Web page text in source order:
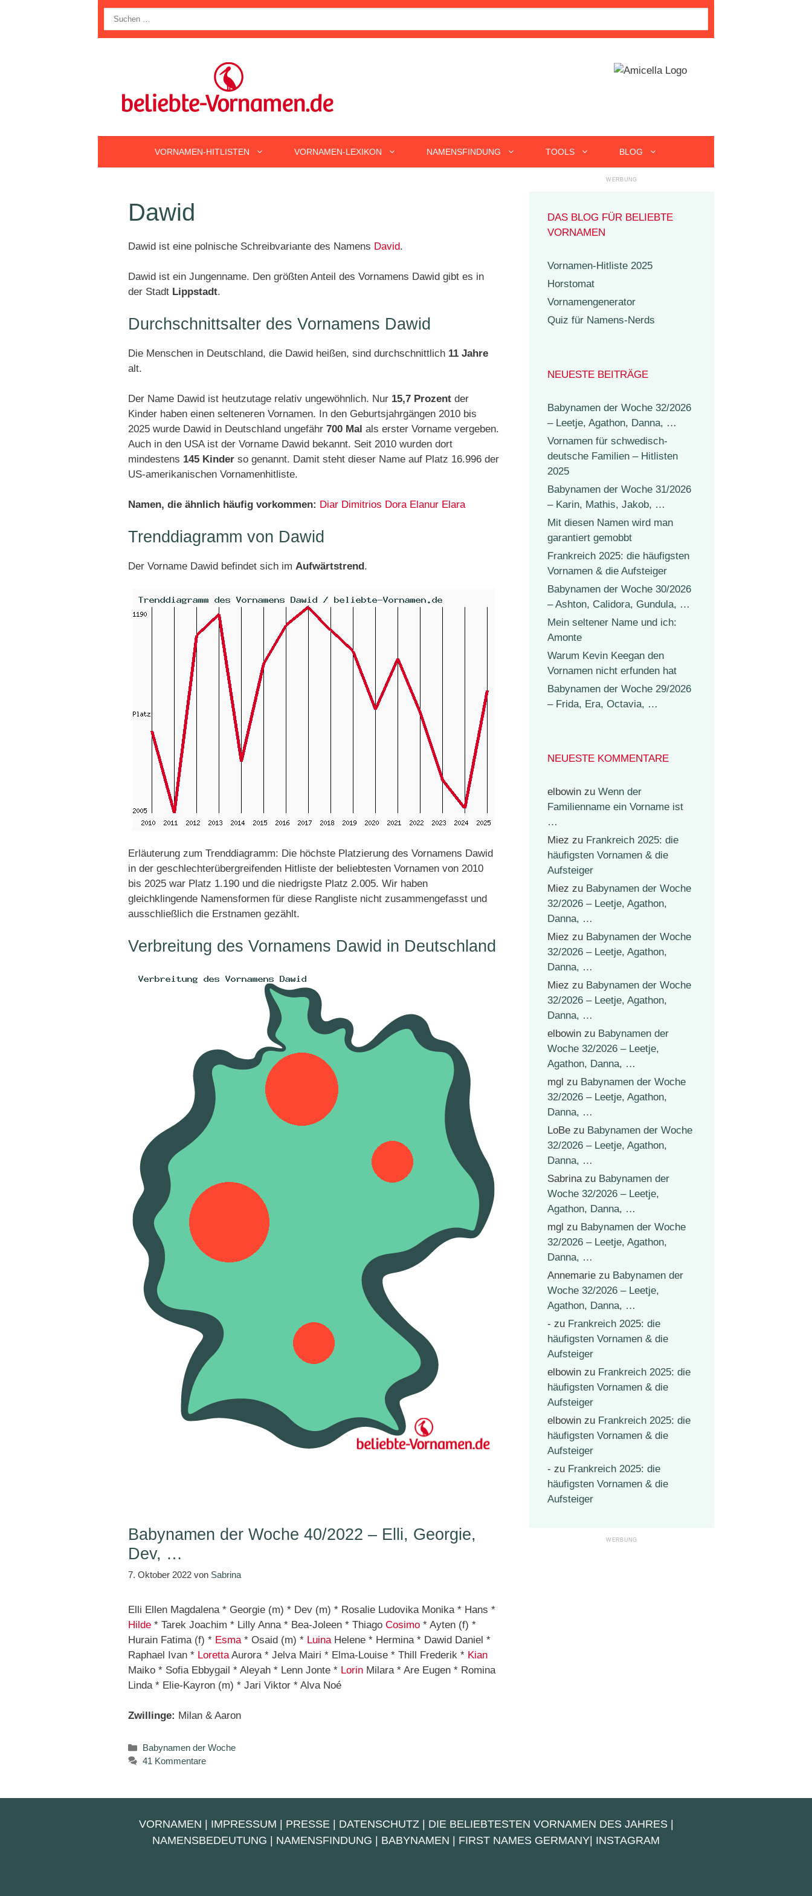
nach:
VORNAMEN-HITLISTEN VORNAMEN-LEXIKON NAMENSFINDUNG TOOLS BLOG
Dawid
Dawid ist eine polnische Schreibvariante des Namens David.
Dawid ist ein Jungenname. Den größten Anteil des Vornamens Dawid gibt es in
der Stadt Lippstadt.
Durchschnittsalter des Vornamens Dawid
Die Menschen in Deutschland, die Dawid heißen, sind durchschnittlich 11 Jahre
alt.
Der Name Dawid ist heutzutage relativ ungewöhnlich. Nur 15,7 Prozent der
Kinder haben einen selteneren Vornamen. In den Geburtsjahrgängen 2010 bis
2025 wurde Dawid in Deutschland ungefähr 700 Mal als erster Vorname vergeben.
Auch in den USA ist der Vorname Dawid bekannt. Seit 2010 wurden dort
mindestens 145 Kinder so genannt. Damit steht dieser Name auf Platz 16.996 der
US-amerikanischen Vornamenhitliste.
Namen, die ähnlich häufig vorkommen: Diar Dimitrios Dora Elanur Elara
Trenddiagramm von Dawid
Der Vorname Dawid befindet sich im Aufwärtstrend.
Erläuterung zum Trenddiagramm: Die höchste Platzierung des Vornamens Dawid
in der geschlechterübergreifenden Hitliste der beliebtesten Vornamen von 2010
bis 2025 war Platz 1.190 und die niedrigste Platz 2.005. Wir haben
gleichklingende Namensformen für diese Rangliste nicht zusammengefasst und
ausschließlich die Erstnamen gezählt.
Verbreitung des Vornamens Dawid in Deutschland
Babynamen der Woche 40/2022 – Elli, Georgie,
Dev, …
7. Oktober 2022 von Sabrina
Elli Ellen Magdalena * Georgie (m) * Dev (m) * Rosalie Ludovika Monika * Hans *
Hilde * Tarek Joachim * Lilly Anna * Bea-Joleen * Thiago Cosimo * Ayten (f) *
Hurain Fatima (f) * Esma * Osaid (m) * Luina Helene * Hermina * Dawid Daniel *
Raphael Ivan * Loretta Aurora * Jelva Mairi * Elma-Louise * Thill Frederik * Kian
Maiko * Sofia Ebbygail * Aleyah * Lenn Jonte * Lorin Milara * Are Eugen * Romina
Linda * Elie-Kayron (m) * Jari Viktor * Alva Noé
Zwillinge: Milan & Aaron
Kategorien
Babynamen der Woche
41 Kommentare
DAS BLOG FÜR BELIEBTE
VORNAMEN
Vornamen-Hitliste 2025
Horstomat
Vornamengenerator
Quiz für Namens-Nerds
NEUESTE BEITRÄGE
Babynamen der Woche 32/2026
– Leetje, Agathon, Danna, …
Vornamen für schwedisch-
deutsche Familien – Hitlisten
2025
Babynamen der Woche 31/2026
– Karin, Mathis, Jakob, …
Mit diesen Namen wird man
garantiert gemobbt
Frankreich 2025: die häufigsten
Vornamen & die Aufsteiger
Babynamen der Woche 30/2026
– Ashton, Calidora, Gundula, …
Mein seltener Name und ich:
Amonte
Warum Kevin Keegan den
Vornamen nicht erfunden hat
Babynamen der Woche 29/2026
– Frida, Era, Octavia, …
NEUESTE KOMMENTARE
elbowin zu Wenn der
Familienname ein Vorname ist
…
Miez zu Frankreich 2025: die
häufigsten Vornamen & die
Aufsteiger
Miez zu Babynamen der Woche
32/2026 – Leetje, Agathon,
Danna, …
Miez zu Babynamen der Woche
32/2026 – Leetje, Agathon,
Danna, …
Miez zu Babynamen der Woche
32/2026 – Leetje, Agathon,
Danna, …
elbowin zu Babynamen der
Woche 32/2026 – Leetje,
Agathon, Danna, …
mgl zu Babynamen der Woche
32/2026 – Leetje, Agathon,
Danna, …
LoBe zu Babynamen der Woche
32/2026 – Leetje, Agathon,
Danna, …
Sabrinazu Babynamen der
Woche 32/2026 – Leetje,
Agathon, Danna, …
mgl zu Babynamen der Woche
32/2026 – Leetje, Agathon,
Danna, …
Annemarie zu Babynamen der
Woche 32/2026 – Leetje,
Agathon, Danna, …
- zu Frankreich 2025: die
häufigsten Vornamen & die
Aufsteiger
elbowin zu Frankreich 2025: die
häufigsten Vornamen & die
Aufsteiger
elbowin zu Frankreich 2025: die
häufigsten Vornamen & die
Aufsteiger
- zu Frankreich 2025: die
häufigsten Vornamen & die
Aufsteiger
VORNAMEN IMPRESSUM PRESSE| DATENSCHUTZ| DIE BELIEBTESTEN VORNAMEN DES JAHRES|
NAMENSBEDEUTUNG
NAMENSFINDUNG BABYNAMEN FIRST NAMES GERMANY INSTAGRAM